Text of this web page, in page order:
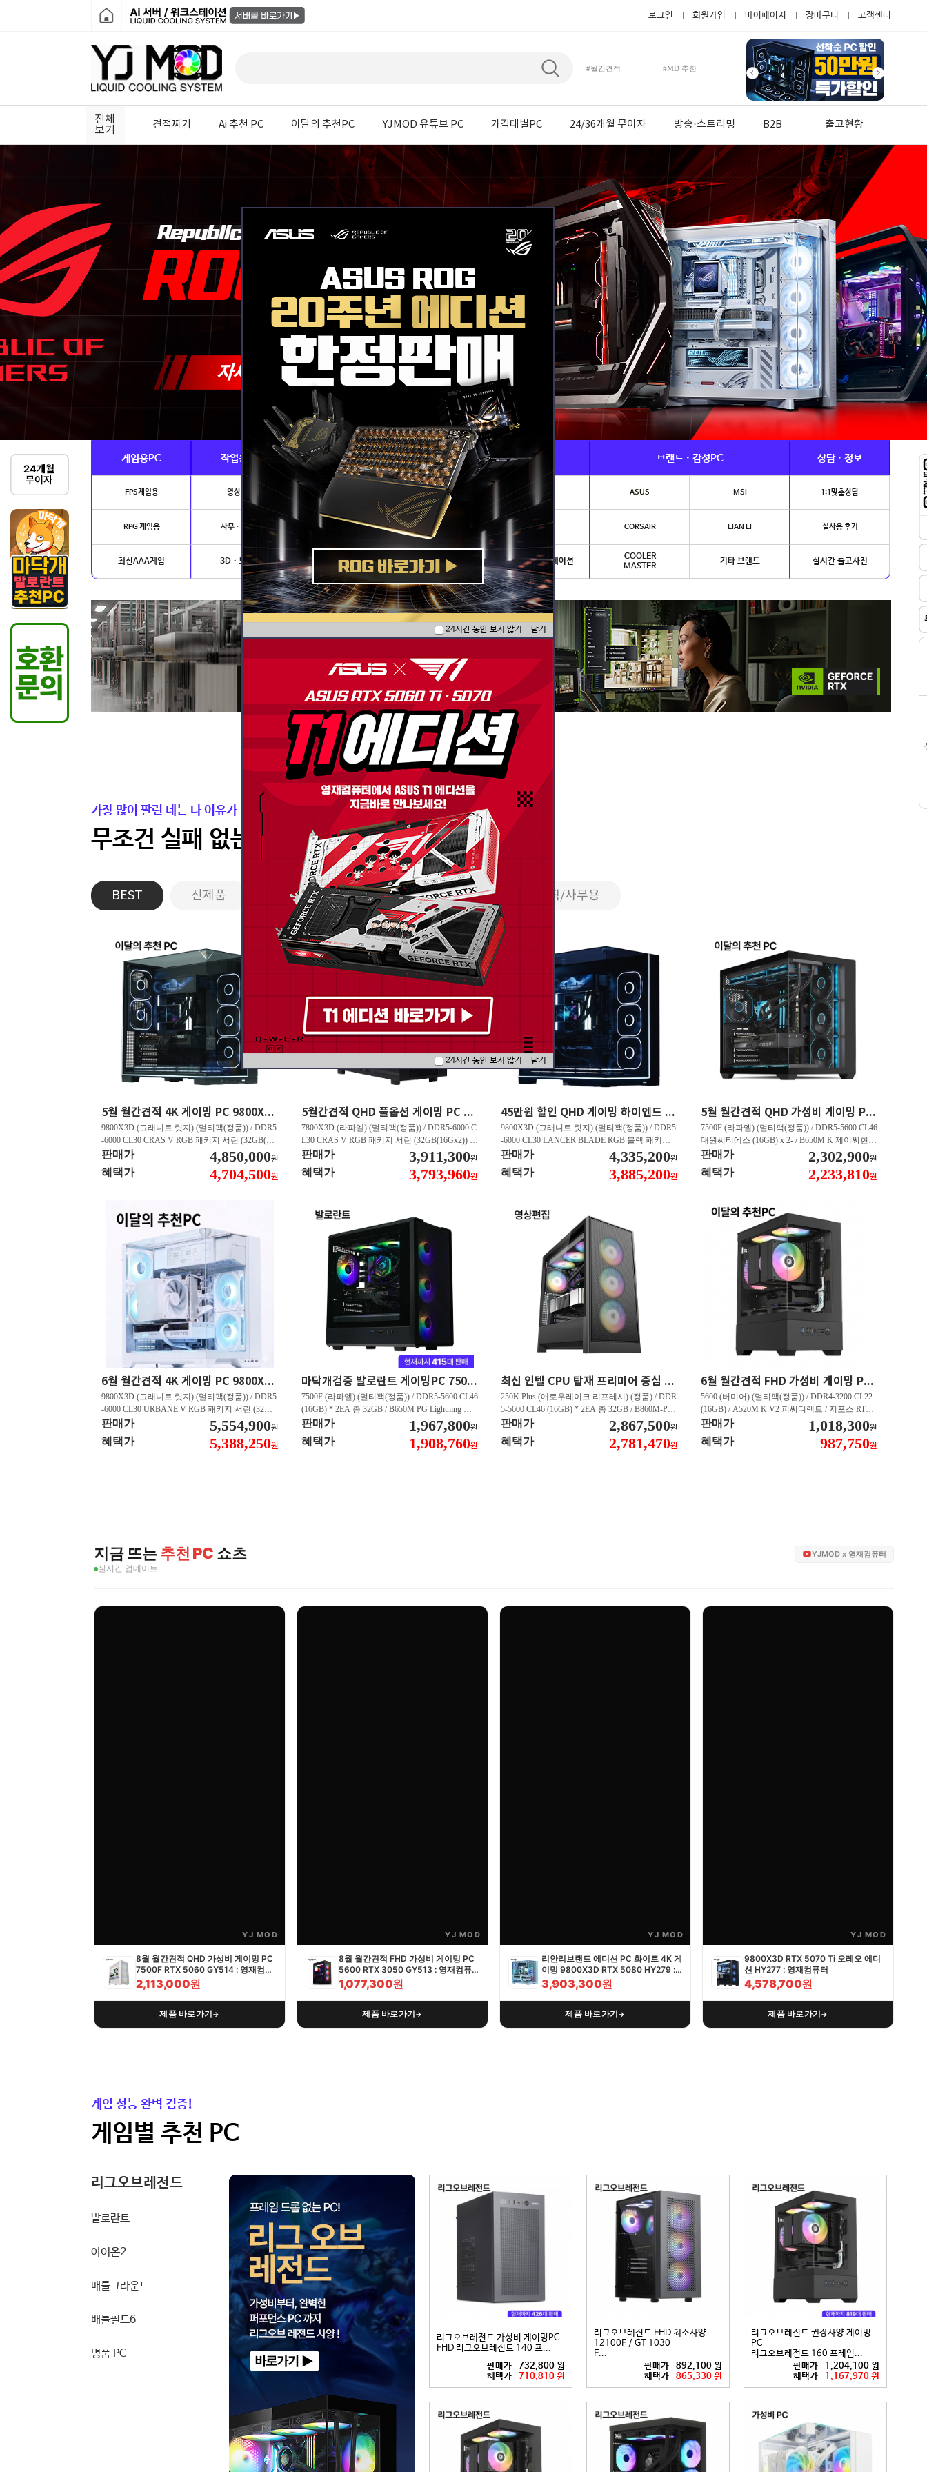
로그인 회원가입 마이페이지 장바구니 고객센터
#월간견적 #MD 추천
전체
보기
견적짜기 Ai 추천 PC 이달의 추천PC YJMOD 유튜브 PC 가격대별PC 24/36개월 무이자 방송·스트리밍 B2B 출고현황
게임용PC 작업용PC Ai · 전문가용 게임별PC 브랜드 · 감성PC 상담 · 정보
FPS게임용 영상편집 AI이미지생성 · 딥러닝 리그오브레전드 ASUS MSI 1:1맞춤상담
RPG 게임용 사무 · 디자인 배틀그라운드 아이온2 CORSAIR LIAN LI 실사용 후기
최신AAA게임 3D · 모델링 NVIDIA AI PC 로스트아크 플라이트시뮬레이션
COOLER
MASTER
기타 브랜드 실시간 출고사진
가장 많이 팔린 데는 다 이유가 있습니다.
무조건 실패 없는 든든한 국밥 세팅 모음
BEST 신제품 게이밍PC 영상편집/방송용 2D그래픽/사무용
5월 월간견적 4K 게이밍 PC 9800X3D RTX 5070 Ti GY508
9800X3D (그래니트 릿지) (멀티팩(정품)) / DDR5
-6000 CL30 CRAS V RGB 패키지 서린 (32GB(16
Gx2)) / B850M AORUS ELITE WIFI6E 피씨디렉
트 / 지포스 RTX 5070 Ti GAMING OC D7 16GB
피씨디렉트 / EXCERIA 히트싱크 M.2 NVMe (2T
판매가 4,850,000원
혜택가 4,704,500원
5월간견적 QHD 풀옵션 게이밍 PC 7800X3D RTX 5070 GY507
7800X3D (라파엘) (멀티팩(정품)) / DDR5-6000 C
L30 CRAS V RGB 패키지 서린 (32GB(16Gx2)) /
B850M AORUS ELITE WIFI6E 피씨디렉트 / 지포
스 RTX 5070 Infinity 3 D7 12GB 이엠텍 / EXCERI
A 히트싱크 M.2 NVMe (2TB)
판매가 3,911,300원
혜택가 3,793,960원
45만원 할인 QHD 게이밍 하이엔드 PC 9800X3D RX 9070 XT HY271
9800X3D (그래니트 릿지) (멀티팩(정품)) / DDR5
-6000 CL30 LANCER BLADE RGB 블랙 패키지
서린 (32GB(16Gx2)) / N9 X870E Black - 특가판매
/ 라데온 RX 9070 XT OC D6 16GB 대원씨티에스
/ EXCERIA PRO G2 M.2 NVMe (1TB)
판매가 4,335,200원
혜택가 3,885,200원
5월 월간견적 QHD 가성비 게이밍 PC 7500F RTX 5060 Ti GY506
7500F (라파엘) (멀티팩(정품)) / DDR5-5600 CL46
대원씨티에스 (16GB) x 2- / B650M K 제이씨현 /
T1 지포스 RTX 5060 TI OC D7 8GB 인텍앤컴퍼
니 / Gen4 4000E M.2 NVMe 피씨디렉트 (500GB)
판매가 2,302,900원
혜택가 2,233,810원
6월 월간견적 4K 게이밍 PC 9800X3D RTX 5080 GY512
9800X3D (그래니트 릿지) (멀티팩(정품)) / DDR5
-6000 CL30 URBANE V RGB 패키지 서린 (32GB
(16Gx2)) / B850M-PLUS WIFI7 W 대원씨티에스 /
지포스 RTX 5080 AERO OC SFF D7 16GB 제이
씨현 / EXCERIA 히트싱크 M.2 NVMe (2TB)
판매가 5,554,900원
혜택가 5,388,250원
마닥개검증 발로란트 게이밍PC 7500F/RTX5060 발로란트 FHD 500프레임 이상 GY102
7500F (라파엘) (멀티팩(정품)) / DDR5-5600 CL46
(16GB) * 2EA 총 32GB / B650M PG Lightning 에
즈윈 / 지포스 RTX 5060 DUAL D7 8GB 이엠텍 /
CN600 M.2 NVMe 디앤디컴 (512GB)
판매가 1,967,800원
혜택가 1,908,760원
최신 인텔 CPU 탑재 프리미어 중심 가성비 영상편집 PC 250K RTX 5060 추천PC VY113
250K Plus (애로우레이크 리프레시) (정품) / DDR
5-5600 CL46 (16GB) * 2EA 총 32GB / B860M-PL
US WIFI STCOM / 지포스 RTX 5060 DUAL D7 8
GB 이엠텍 / T500 M.2 NVMe 대원씨티에스 (1T
B)
판매가 2,867,500원
혜택가 2,781,470원
6월 월간견적 FHD 가성비 게이밍 PC 5600 RTX 3050 GY509
5600 (버미어) (멀티팩(정품)) / DDR4-3200 CL22
(16GB) / A520M K V2 피씨디렉트 / 지포스 RTX
3050 STORM X D6 6GB 이엠텍 / CN600 M.2 NV
Me 디앤디컴 (512GB)
판매가 1,018,300원
혜택가 987,750원
지금 뜨는추천 PC 쇼츠
실시간 업데이트
YJMOD x 영재컴퓨터
YJ MOD
8월 월간견적 QHD 가성비 게이밍 PC
7500F RTX 5060 GY514 : 영재컴퓨
터
2,113,000원
제품 바로가기→
YJ MOD
8월 월간견적 FHD 가성비 게이밍 PC
5600 RTX 3050 GY513 : 영재컴퓨
터
1,077,300원
제품 바로가기→
YJ MOD
리안리브랜드 에디션 PC 화이트 4K 게
이밍 9800X3D RTX 5080 HY279 :
영재컴퓨터
3,903,300원
제품 바로가기→
YJ MOD
9800X3D RTX 5070 Ti 오레오 에디
션 HY277 : 영재컴퓨터
4,578,700원
제품 바로가기→
게임 성능 완벽 검증!
게임별 추천 PC
리그오브레전드
발로란트
아이온2
배틀그라운드
배틀필드6
명품 PC
리그오브레전드 가성비 게이밍PC
FHD 리그오브레전드 140 프...
판매가
732,800 원
혜택가
710,810 원
리그오브레전드 FHD 최소사양
12100F / GT 1030
F...
판매가
892,100 원
혜택가
865,330 원
리그오브레전드 권장사양 게이밍
PC
리그오브레전드 160 프레임...
판매가
1,204,100 원
혜택가
1,167,970 원
24시간 동안 보지 않기 닫기
24시간 동안 보지 않기 닫기